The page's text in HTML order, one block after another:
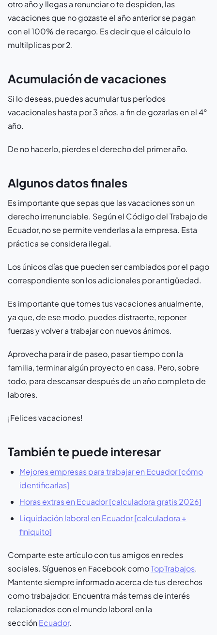
otro año y llegas a renunciar o te despiden, las
vacaciones que no gozaste el año anterior se pagan
con el 100% de recargo. Es decir que el cálculo lo
multilplicas por 2.
Acumulación de vacaciones
Si lo deseas, puedes acumular tus períodos
vacacionales hasta por 3 años, a fin de gozarlas en el 4°
año.
De no hacerlo, pierdes el derecho del primer año.
Algunos datos finales
Es importante que sepas que las vacaciones son un
derecho irrenunciable. Según el Código del Trabajo de
Ecuador, no se permite venderlas a la empresa. Esta
práctica se considera ilegal.
Los únicos días que pueden ser cambiados por el pago
correspondiente son los adicionales por antigüedad.
Es importante que tomes tus vacaciones anualmente,
ya que, de ese modo, puedes distraerte, reponer
fuerzas y volver a trabajar con nuevos ánimos.
Aprovecha para ir de paseo, pasar tiempo con la
familia, terminar algún proyecto en casa. Pero, sobre
todo, para descansar después de un año completo de
labores.
¡Felices vacaciones!
También te puede interesar
Mejores empresas para trabajar en Ecuador [cómo
identificarlas]
Horas extras en Ecuador [calculadora gratis 2026]
Liquidación laboral en Ecuador [calculadora +
finiquito]
Comparte este artículo con tus amigos en redes
sociales. Síguenos en Facebook comoTopTrabajos.
Mantente siempre informado acerca de tus derechos
como trabajador. Encuentra más temas de interés
relacionados con el mundo laboral en la
secciónEcuador.